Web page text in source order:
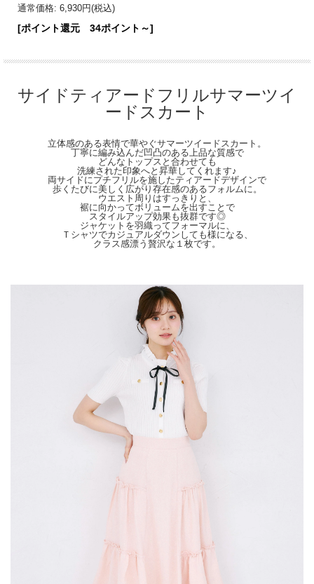
表地：ポリエステル100％
【Detail】
※ウエスト後ろゴム仕様
#33 ピンク/ #05 ブラック/
【Attention】サイズは平置きサイズとなりますので測り方により誤差が出る場合が
ございます。 色合いはモニター環境により若干の誤差が出ます。 ライティングや
天候によりモデル画像と物撮り画像のカラーに違いある場合、物撮り画像の方が実
際のカラーに近い状態で撮影されておりますので、そちらを参考にしてくださいま
通常価格: 6,930円(税込)
[ポイント還元 34ポイント～]
サイドティアードフリルサマーツイ
ードスカート
立体感のある表情で華やぐサマーツイードスカート。
丁寧に編み込んだ凹凸のある上品な質感で
どんなトップスと合わせても
洗練された印象へと昇華してくれます♪
両サイドにプチフリルを施したティアードデザインで
歩くたびに美しく広がり存在感のあるフォルムに。
ウエスト周りはすっきりと、
裾に向かってボリュームを出すことで
スタイルアップ効果も抜群です◎
ジャケットを羽織ってフォーマルに、
Ｔシャツでカジュアルダウンしても様になる、
クラス感漂う贅沢な１枚です。